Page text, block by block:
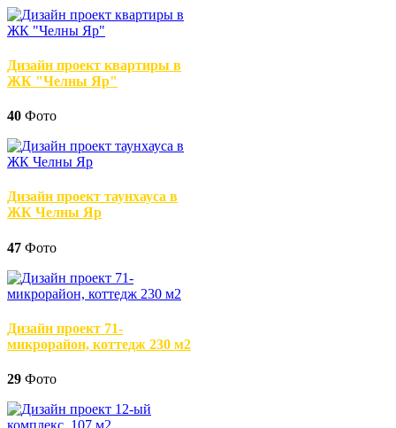
Дизайн проект квартиры в
ЖК "Челны Яр"
40 Фото
Дизайн проект таунхауса в
ЖК Челны Яр
47 Фото
Дизайн проект 71-
микрорайон, коттедж 230 м2
29 Фото